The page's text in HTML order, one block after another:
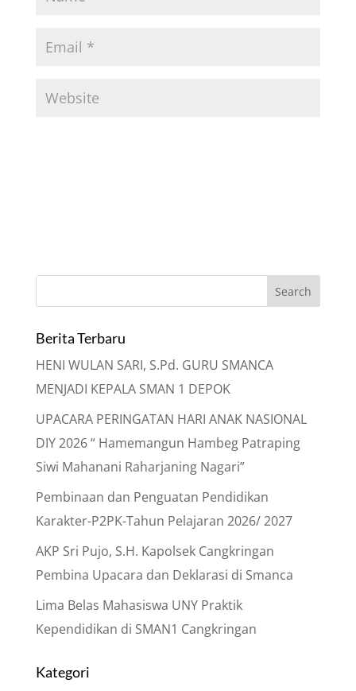
Berita Terbaru
HENI WULAN SARI, S.Pd. GURU SMANCA
MENJADI KEPALA SMAN 1 DEPOK
UPACARA PERINGATAN HARI ANAK NASIONAL
DIY 2026 “ Hamemangun Hambeg Patraping
Siwi Mahanani Raharjaning Nagari”
Pembinaan dan Penguatan Pendidikan
Karakter-P2PK-Tahun Pelajaran 2026/ 2027
AKP Sri Pujo, S.H. Kapolsek Cangkringan
Pembina Upacara dan Deklarasi di Smanca
Lima Belas Mahasiswa UNY Praktik
Kependidikan di SMAN1 Cangkringan
Kategori